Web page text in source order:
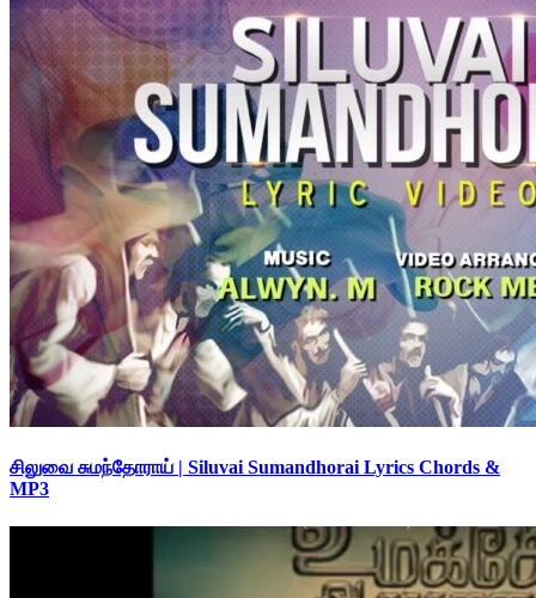
சிலுவை சுமந்தோராய் | Siluvai Sumandhorai Lyrics Chords &
MP3